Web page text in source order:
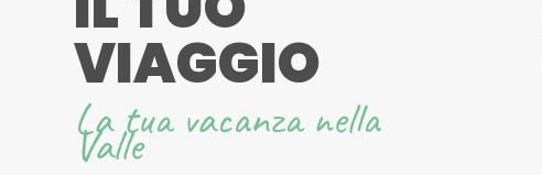
VIAGGIO
La tua vacanza nella
Valle